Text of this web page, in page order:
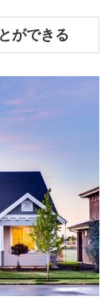
ができる